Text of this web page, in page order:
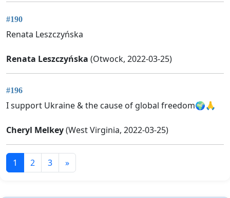
#190
Renata Leszczyńska
Renata Leszczyńska (Otwock, 2022-03-25)
#196
I support Ukraine & the cause of global freedom🌍🙏
Cheryl Melkey(West Virginia, 2022-03-25)
1 2 3 »